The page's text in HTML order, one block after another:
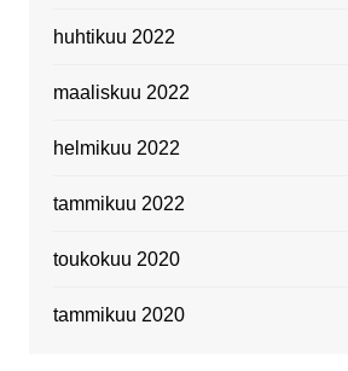
huhtikuu 2022
maaliskuu 2022
helmikuu 2022
tammikuu 2022
toukokuu 2020
tammikuu 2020